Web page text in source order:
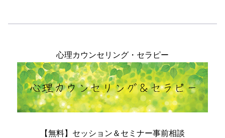
心理カウンセリング・セラピー
【無料】セッション＆セミナー事前相談